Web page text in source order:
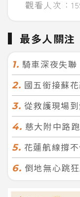
觀看人次：
最多人關注
1. 騎車深夜失聯！花
2. 國五銜接蘇花改審議
3. 從救護現場到愛情
4. 慈大附中路跑爆爭
5. 花蓮航線撐不住了？
6. 倒地無心跳狂壓CPR